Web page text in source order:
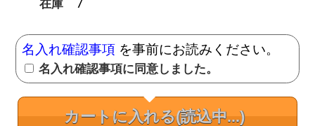
名入れ確認事項 を事前にお読みください。
名入れ確認事項に同意しました。
カートに入れる(読込中...)